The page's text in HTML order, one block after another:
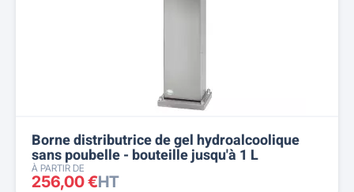
Borne distributrice de gel hydroalcoolique
sans poubelle - bouteille jusqu'à 1 L
À PARTIR DE
256,00 €HT